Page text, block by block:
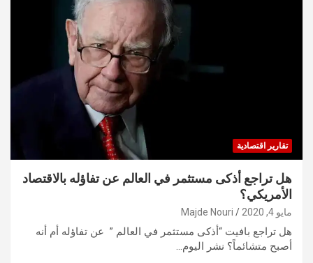
تقارير اقتصادية
هل تراجع أذكى مستثمر في العالم عن تفاؤله بالاقتصاد
الأمريكي؟
مايو 4, 2020 Majde Nouri
هل تراجع بافيت “أذكى مستثمر في العالم ” عن تفاؤله أم أنه
أصبح متشائماً؟ نشر اليوم…